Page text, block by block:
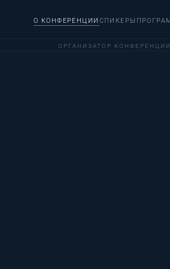
О КОНФЕРЕНЦИИ СПИКЕРЫ
ОРГАНИЗАТОР